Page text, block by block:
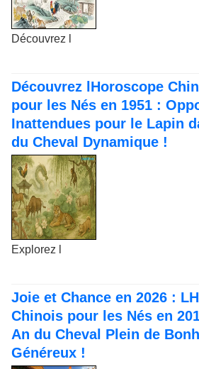
Découvrez l
Découvrez lHoroscope
pour les Nés en 1951 :
Inattendues pour le Lapin
du Cheval Dynamique !
Explorez l
Joie et Chance en 2026 :
Chinois pour les Nés en
An du Cheval Plein de
Généreux !